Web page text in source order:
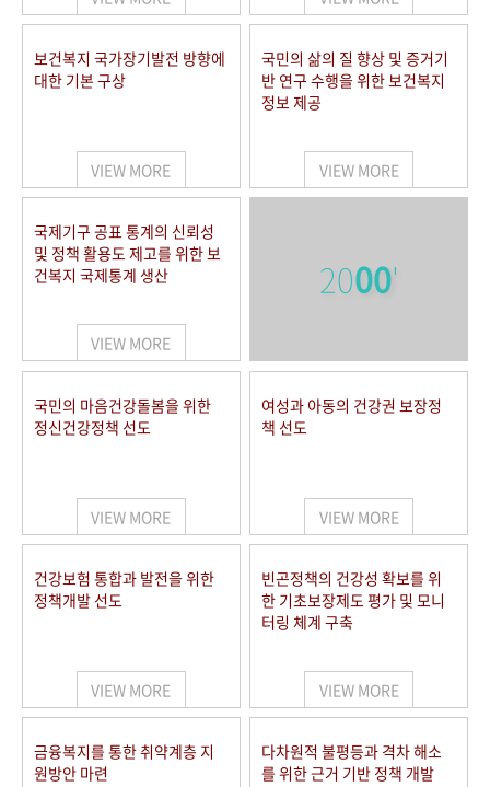
보건복지 국가장기발전 방향에
대한 기본 구상
VIEW MORE
국민의 삶의 질 향상 및 증거기
반 연구 수행을 위한 보건복지
정보 제공
VIEW MORE
국제기구 공표 통계의 신뢰성
및 정책 활용도 제고를 위한 보
건복지 국제통계 생산
VIEW MORE
2000'
국민의 마음건강돌봄을 위한
정신건강정책 선도
VIEW MORE
여성과 아동의 건강권 보장정
책 선도
VIEW MORE
건강보험 통합과 발전을 위한
정책개발 선도
VIEW MORE
빈곤정책의 건강성 확보를 위
한 기초보장제도 평가 및 모니
터링 체계 구축
VIEW MORE
금융복지를 통한 취약계층 지
원방안 마련
다차원적 불평등과 격차 해소
를 위한 근거 기반 정책 개발